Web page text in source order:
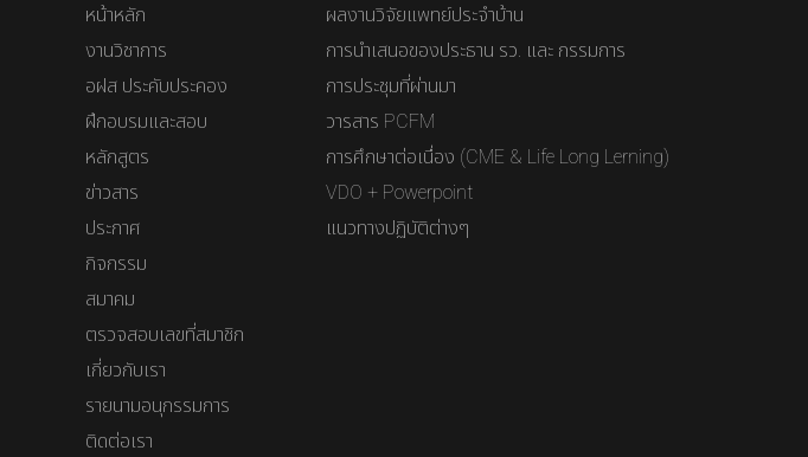
หน้าหลัก
งานวิชาการ
อฝส ประคับประคอง
ฝึกอบรมและสอบ
หลักสูตร
ข่าวสาร
ประกาศ
กิจกรรม
สมาคม
ตรวจสอบเลขที่สมาชิก
เกี่ยวกับเรา
รายนามอนุกรรมการ
ติดต่อเรา
ผลงานวิจัยแพทย์ประจำบ้าน
การนำเสนอของประธาน รว. และ กรรมการ
การประชุมที่ผ่านมา
วารสาร PCFM
การศึกษาต่อเนื่อง (CME & Life Long Lerning)
VDO + Powerpoint
แนวทางปฏิบัติต่างๆ